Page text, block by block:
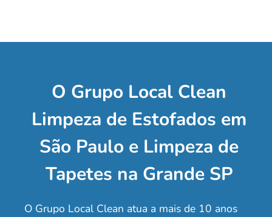
O Grupo Local Clean
Limpeza de Estofados em
São Paulo e Limpeza de
Tapetes na Grande SP
O Grupo Local Clean atua a mais de 10 anos